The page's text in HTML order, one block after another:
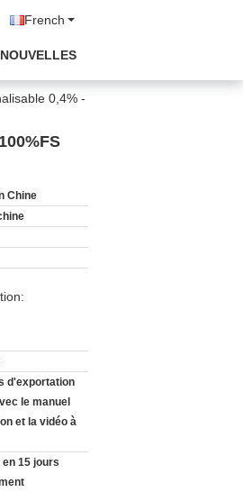
French
NOUVELLES
0,4% -
Chine
d'exportation
le manuel
et la vidéo à
15 jours